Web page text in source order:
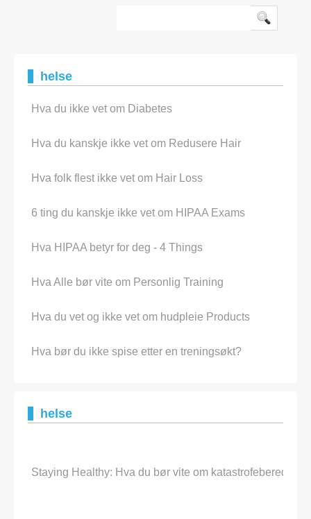
helse
Hva du ikke vet om Diabetes
Hva du kanskje ikke vet om Redusere Hair
Hva folk flest ikke vet om Hair Loss
6 ting du kanskje ikke vet om HIPAA Exams
Hva HIPAA betyr for deg - 4 Things
Hva Alle bør vite om Personlig Training
Hva du vet og ikke vet om hudpleie Products
Hva bør du ikke spise etter en treningsøkt?
helse
Staying Healthy: Hva du bør vite om